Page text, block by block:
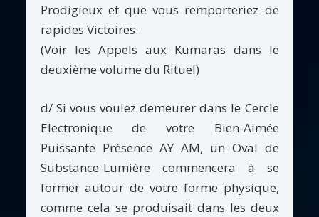
Prodigieux et que vous remporteriez de
rapides Victoires.
(Voir les Appels aux Kumaras dans le
deuxième volume du Rituel)
d/ Si vous voulez demeurer dans le Cercle
Electronique de votre Bien-Aimée
Puissante Présence AY AM, un Oval de
Substance-Lumière commencera à se
former autour de votre forme physique,
comme cela se produisait dans les deux